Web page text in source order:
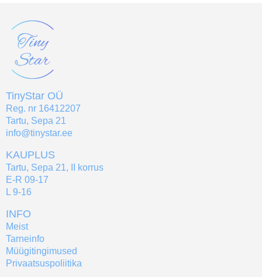
TinyStar OÜ
Reg. nr 16412207
Tartu, Sepa 21
info@tinystar.ee
KAUPLUS
Tartu, Sepa 21, II korrus
E-R 09-17
L 9-16
INFO
Meist
Tarneinfo
Müügitingimused
Privaatsuspoliitika